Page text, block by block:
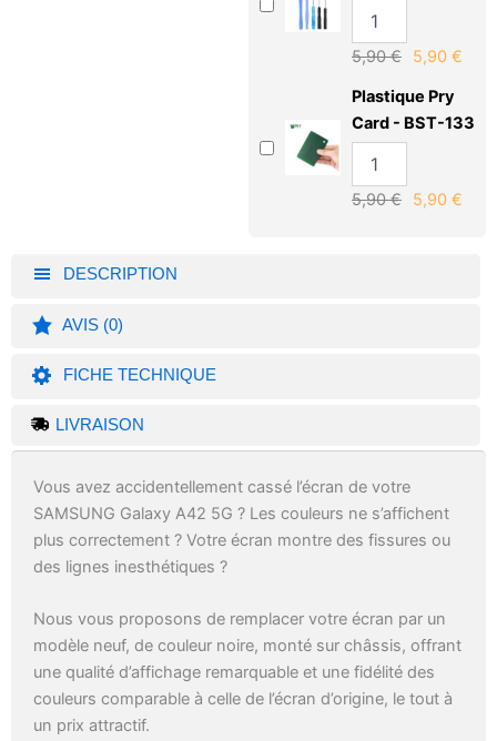
5,90€ 5,90 €
Plastique Pry
Card - BST-133
5,90€ 5,90 €
DESCRIPTION
AVIS (0)
FICHE TECHNIQUE
LIVRAISON
Vous avez accidentellement cassé l’écran de votre
SAMSUNG Galaxy A42 5G ? Les couleurs ne s’affichent
plus correctement ? Votre écran montre des fissures ou
des lignes inesthétiques ?
Nous vous proposons de remplacer votre écran par un
modèle neuf, de couleur noire, monté sur châssis, offrant
une qualité d’affichage remarquable et une fidélité des
couleurs comparable à celle de l’écran d’origine, le tout à
un prix attractif.